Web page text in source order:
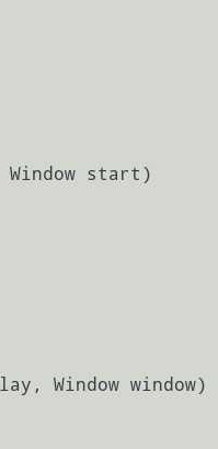
start)
Window window)